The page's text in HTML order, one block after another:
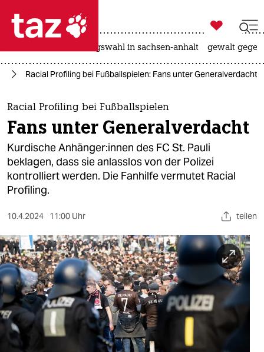
 taz zahl ich
taz zahl ich
themen
politik
öko
gesellschaft
kultur
sport
berlin
nord
wahrheit
verlag

taz zahl ich
landtagswahl in sachsen-anhalt gewalt
Racial Profiling bei Fußballspielen: Fans unter Generalverdacht
Racial Profiling bei Fußballspielen
Fans unter Generalverdacht
Kurdische An­hän­ge­r:in­nen des FC St. Pauli
beklagen, dass sie anlasslos von der Polizei
kontrolliert werden. Die Fanhilfe vermutet Racial
Profiling.
10.4.2024 11:00 Uhr teilen